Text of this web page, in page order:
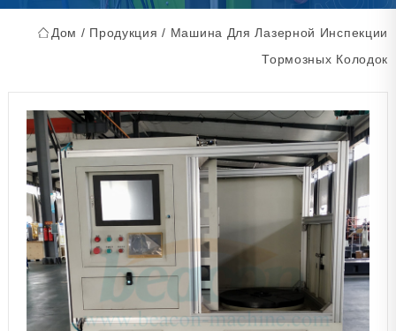
Дом / Продукция / Машина Для Лазерной Инспекции
Тормозных Колодок